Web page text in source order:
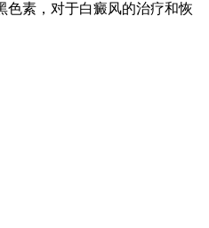
色素，对于白癜风的治疗和恢